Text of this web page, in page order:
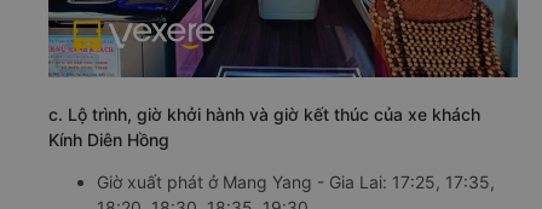
c. Lộ trình, giờ khởi hành và giờ kết thúc của xe khách
Kính Diên Hồng
Giờ xuất phát ở Mang Yang - Gia Lai: 17:25, 17:35,